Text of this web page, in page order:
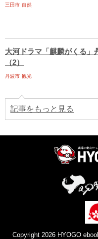
三田市 自然
大河ドラマ「麒麟がくる」
（2）
丹波市 観光
記事をもっと見る
Copyright 2026 HYOGO